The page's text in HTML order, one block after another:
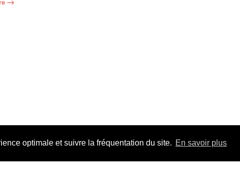
optimale et suivre la fréquentation du site. En savoir plus
⟶
Adhérez à